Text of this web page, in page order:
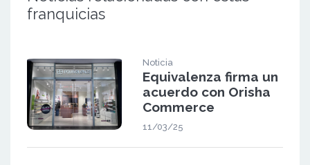
franquicias
Noticia
Equivalenza firma un
acuerdo con Orisha
Commerce
11/03/25